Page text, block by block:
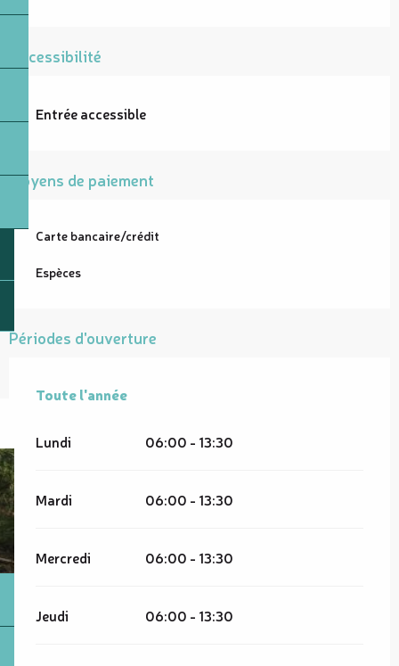
Accessibilité
Entrée accessible
Moyens de paiement
Carte bancaire/crédit
Espèces
Périodes d'ouverture
Toute l'année
Toute l'année
Lundi 06:00 - 13:30
Mardi 06:00 - 13:30
Mercredi 06:00 - 13:30
Jeudi 06:00 - 13:30